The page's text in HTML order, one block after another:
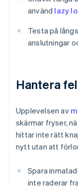
använd lazy
Testa på
anslutningar
Hantera
Upplevelsen av
skärmar fryser,
hittar inte rätt
nytt utan att
Spara
inte raderar